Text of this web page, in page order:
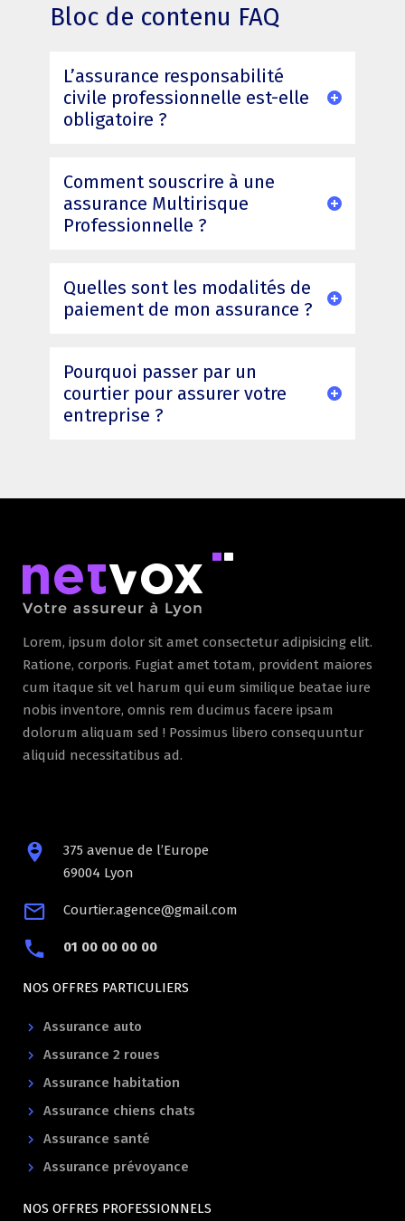
Bloc de contenu FAQ
L’assurance responsabilité
civile professionnelle est-elle
obligatoire ?
Comment souscrire à une
assurance Multirisque
Professionnelle ?
Quelles sont les modalités de
paiement de mon assurance ?
Pourquoi passer par un
courtier pour assurer votre
entreprise ?
Lorem, ipsum dolor sit amet consectetur adipisicing elit.
Ratione, corporis. Fugiat amet totam, provident maiores
cum itaque sit vel harum qui eum similique beatae iure
nobis inventore, omnis rem ducimus facere ipsam
dolorum aliquam sed ! Possimus libero consequuntur
aliquid necessitatibus ad.
375 avenue de l’Europe
69004 Lyon
Courtier.agence@gmail.com
01 00 00 00 00
NOS OFFRES PARTICULIERS
Assurance auto
Assurance 2 roues
Assurance habitation
Assurance chiens chats
Assurance santé
Assurance prévoyance
NOS OFFRES PROFESSIONNELS